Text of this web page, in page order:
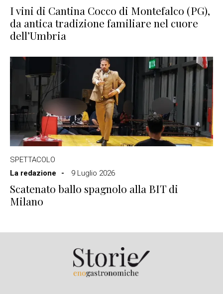
I vini di Cantina Cocco di Montefalco (PG),
da antica tradizione familiare nel cuore
dell’Umbria
SPETTACOLO
La redazione
9 Luglio 2026
Scatenato ballo spagnolo alla BIT di
Milano